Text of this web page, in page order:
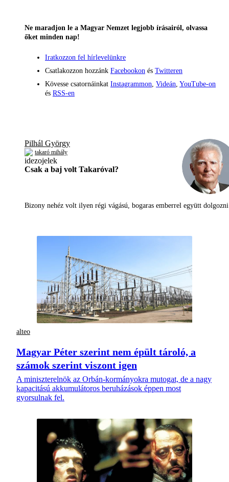
Ne maradjon le a Magyar Nemzet legjobb írásairól, olvassa
őket minden nap!
Iratkozzon fel hírlevelünkre
Csatlakozzon hozzánk Facebookon és Twitteren
Kövesse csatornáinkat Instagrammon, Videán, YouTube-on
és RSS-en
Pilhál György
takaró mihály
Csak a baj volt Takaróval?
Bizony nehéz volt ilyen régi vágású, bogaras emberrel együtt
alteo
Magyar Péter szerint nem épült tároló, a
számok szerint viszont igen
A miniszterelnök az Orbán-kormányokra mutogat, de a nagy
kapacitású akkumulátoros beruházások éppen most
gyorsulnak fel.